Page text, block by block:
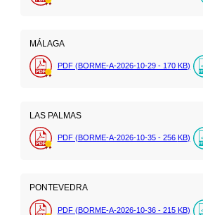
MÁLAGA
PDF (BORME-A-2026-10-29 - 170 KB)
LAS PALMAS
PDF (BORME-A-2026-10-35 - 256 KB)
PONTEVEDRA
PDF (BORME-A-2026-10-36 - 215 KB)